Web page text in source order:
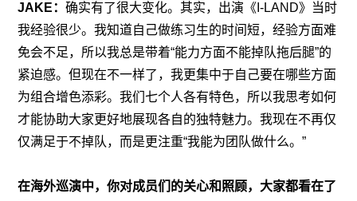
JAKE：确实有了很大变化。其实，出演《I-LAND》当时
我经验很少。我知道自己做练习生的时间短，经验方面难
免会不足，所以我总是带着“能力方面不能掉队拖后腿”的
紧迫感。但现在不一样了，我更集中于自己要在哪些方面
为组合增色添彩。我们七个人各有特色，所以我思考如何
才能协助大家更好地展现各自的独特魅力。我现在不再仅
仅满足于不掉队，而是更注重“我能为团队做什么。”
在海外巡演中，你对成员们的关心和照顾，大家都看在了